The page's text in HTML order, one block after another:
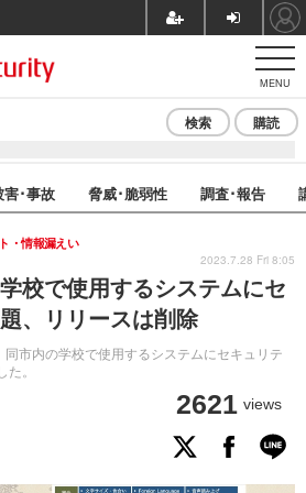
MENU
検索 購読
害･事故 脅威･脆弱性 調査･報告
校で使用するシステムにセ
、リリースは削除
市内の学校で使用するシステムにセキュリテ
。
・情報漏えい
2621 views
2023.7.28 Fri 8:05